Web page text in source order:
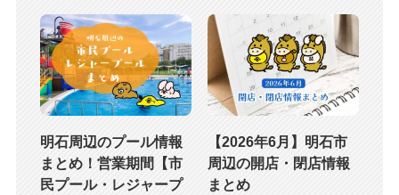
明石周辺のプール情報
まとめ！営業期間【市
民プール・レジャープ
【2026年6月】明石市
周辺の開店・閉店情報
まとめ